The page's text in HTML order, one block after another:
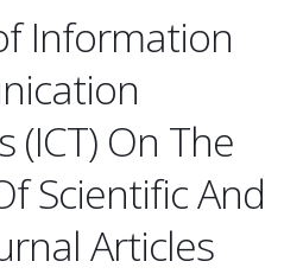
Information
(ICT) On The
Scientific And
Articles